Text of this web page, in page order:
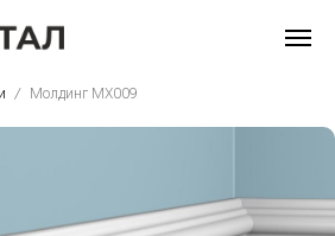
Молдинг MX009